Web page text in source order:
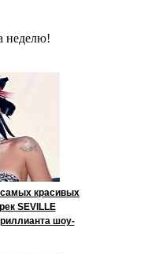
неделю!
красивых
SEVILLE
шоу-